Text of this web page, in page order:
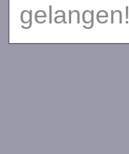
gelangen!